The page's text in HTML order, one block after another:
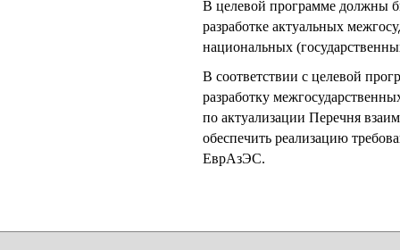
В целевой программе должны
разработке актуальных
национальных
В соответствии с целевой
разработку
по актуализации Перечня
обеспечить реализацию
ЕврАзЭС.